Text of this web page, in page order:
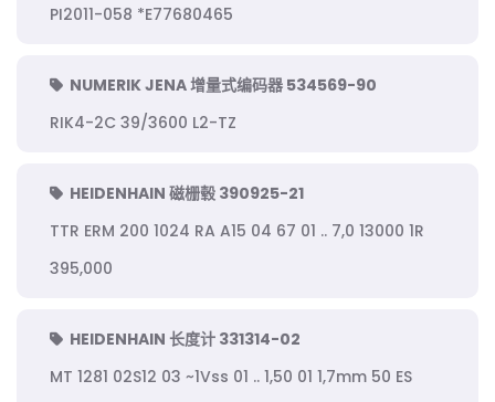
PI2011-058 *E77680465
NUMERIK JENA 增量式编码器 534569-90
RIK4-2C 39/3600 L2-TZ
HEIDENHAIN 磁栅毂 390925-21
TTR ERM 200 1024 RA A15 04 67 01 .. 7,0 13000 1R
395,000
HEIDENHAIN 长度计 331314-02
MT 1281 02S12 03 ~1Vss 01 .. 1,50 01 1,7mm 50 ES